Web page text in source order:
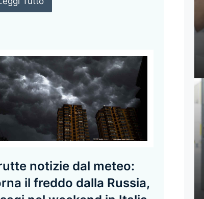
notizie dal meteo:
il freddo dalla Russia,